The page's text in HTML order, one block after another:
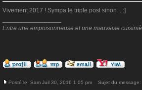
Vivement 2017 ! Sympa le triple post sinon... :]
Entre une empoisonneuse et une mauvaise
Posté le: Sam Juil 30, 2016 1:05 pm Sujet du message: